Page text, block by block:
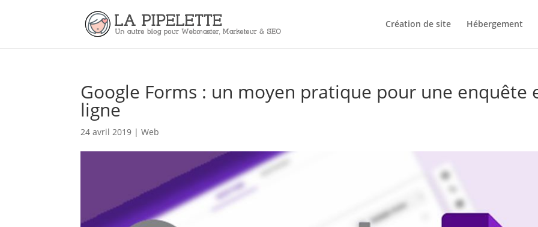
Création de site Hébergement
Google Forms : un moyen pratique pour une enquête
ligne
24 avril 2019 |Web